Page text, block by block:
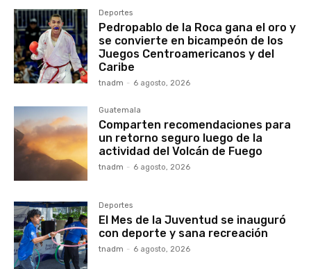
Deportes
Pedropablo de la Roca gana el oro y
se convierte en bicampeón de los
Juegos Centroamericanos y del
Caribe
tnadm - 6 agosto, 2026
Guatemala
Comparten recomendaciones para
un retorno seguro luego de la
actividad del Volcán de Fuego
tnadm - 6 agosto, 2026
Deportes
El Mes de la Juventud se inauguró
con deporte y sana recreación
tnadm - 6 agosto, 2026